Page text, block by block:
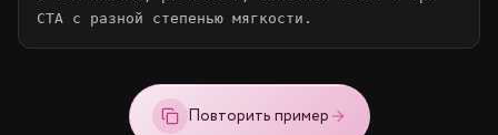
CTA с разной степенью мягкости.
Повторить пример